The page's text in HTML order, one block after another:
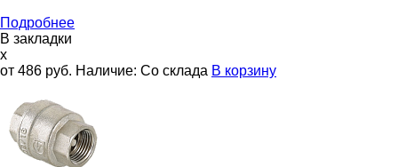
Подробнее
В закладки
x
от 486 руб. Наличие: Со склада В корзину